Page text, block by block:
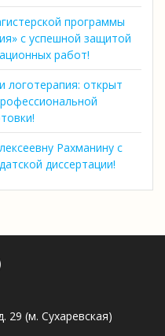
программы
с успешной защитой
работ!
логотерапия: открыт
Рахманину с
диссертации!
29 (м. Сухаревская)